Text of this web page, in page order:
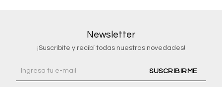
Newsletter
¡Suscribite y recibí todas nuestras novedades!
SUSCRIBIRME